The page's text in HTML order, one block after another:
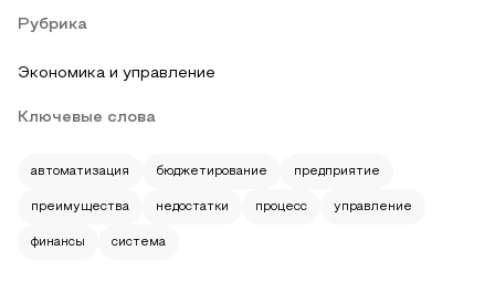
Рубрика
Экономика и управление
Ключевые слова
автоматизация бюджетирование предприятие
преимущества недостатки процесс управление
финансы система